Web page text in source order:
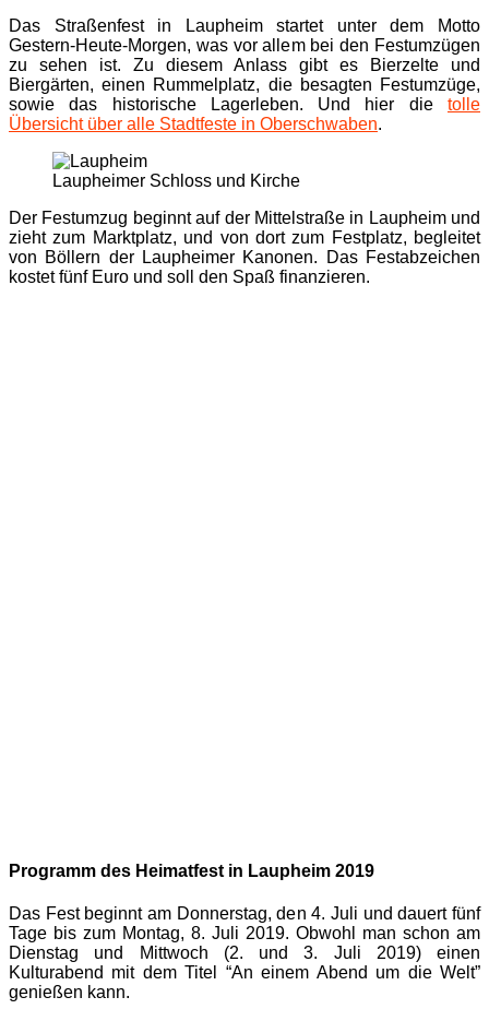
Das Straßenfest in Laupheim startet unter dem Motto
Gestern-Heute-Morgen, was vor allem bei den Festumzügen
zu sehen ist. Zu diesem Anlass gibt es Bierzelte und
Biergärten, einen Rummelplatz, die besagten Festumzüge,
sowie das historische Lagerleben. Und hier die tolle
Übersicht über alle Stadtfeste in Oberschwaben.
Laupheimer Schloss und Kirche
Der Festumzug beginnt auf der Mittelstraße in Laupheim und
zieht zum Marktplatz, und von dort zum Festplatz, begleitet
von Böllern der Laupheimer Kanonen. Das Festabzeichen
kostet fünf Euro und soll den Spaß finanzieren.
Programm des Heimatfest in Laupheim 2019
Das Fest beginnt am Donnerstag, den 4. Juli und dauert fünf
Tage bis zum Montag, 8. Juli 2019. Obwohl man schon am
Dienstag und Mittwoch (2. und 3. Juli 2019) einen
Kulturabend mit dem Titel “An einem Abend um die Welt”
genießen kann.